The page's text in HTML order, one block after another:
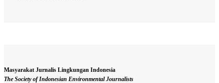
Masyarakat Jurnalis Lingkungan Indonesia
The Society of Indonesian Environmental Journalists